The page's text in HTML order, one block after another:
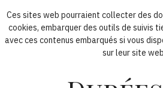
Ces sites web pourraient collecter des
cookies, embarquer des outils de suivis
avec ces contenus embarqués si vous
sur leur site